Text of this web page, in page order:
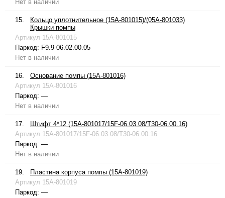
Нет в наличии
15.
Кольцо уплотнительное (15A-801015)/(05A-801033)
Крышки помпы
Артикул 15A-801015
Паркод: F9.9-06.02.00.05
Нет в наличии
16.
Основание помпы (15A-801016)
Артикул 15A-801016
Паркод: —
Нет в наличии
17.
Штифт 4*12 (15A-801017/15F-06.03.08/T30-06.00.16)
Артикул 15A-801017/15F-06.03.08/T30-06.00.16
Паркод: —
Нет в наличии
19.
Пластина корпуса помпы (15A-801019)
Артикул 15A-801019
Паркод: —